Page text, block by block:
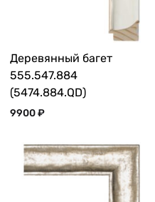
Деревянный багет
555.547.884
(5474.884.QD)
9900₽